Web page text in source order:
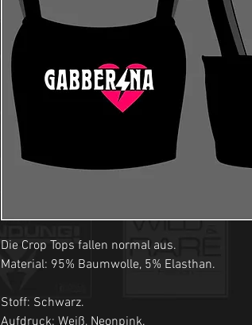
Die Crop Tops fallen normal aus.
Material: 95% Baumwolle, 5% Elasthan.
Stoff: Schwarz.
Aufdruck: Weiß, Neonpink.